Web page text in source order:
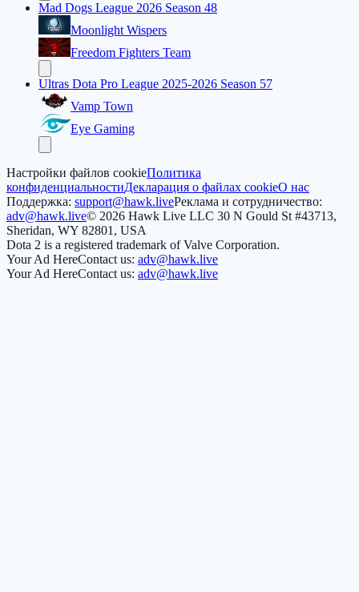
Mad Dogs League 2026 Season 48
Moonlight Wispers
Freedom Fighters Team
Ultras Dota Pro League 2025-2026 Season 57
Vamp Town
Eye Gaming
Настройки файлов cookieПолитика
конфиденциальностиДекларация о файлах cookieО нас
Поддержка: support@hawk.liveРеклама и сотрудничество:
adv@hawk.live© 2026 Hawk Live LLC 30 N Gould St #43713,
Sheridan, WY 82801, USA
Dota 2 is a registered trademark of Valve Corporation.
Your Ad HereContact us: adv@hawk.live
Your Ad HereContact us: adv@hawk.live